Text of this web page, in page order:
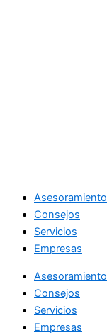
Asesoramiento
Consejos
Servicios
Empresas
Asesoramiento
Consejos
Servicios
Empresas